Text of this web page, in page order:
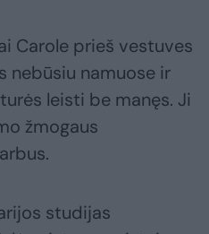
Carole prieš vestuves
nebūsiu namuose ir
leisti be manęs. Ji
žmogaus
studijas